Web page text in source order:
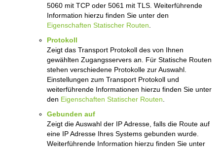
5060 mit TCP oder 5061 mit TLS. Weiterführende
Information hierzu finden Sie unter den
Eigenschaften Statischer Routen
Protokoll
Zeigt das Transport Protokoll des von Ihnen
gewählten Zugangsservers an. Für Statische Routen
stehen verschiedene Protokolle zur Auswahl.
Einstellungen zum Transport Protokoll und
weiterführende Informationen hierzu finden Sie unter
den Eigenschaften Statischer Routen
Gebunden auf
Zeigt die Auswahl der IP Adresse, falls die Route auf
eine IP Adresse Ihres Systems gebunden wurde.
Weiterführende Information hierzu finden Sie unter